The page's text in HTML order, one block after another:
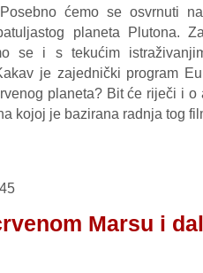
ćemo se osvrnuti
planeta Plutona.
se i s tekućim
je zajednički program
planeta? Bit će riječi i o
kojoj je bazirana radnja tog
Marsu i